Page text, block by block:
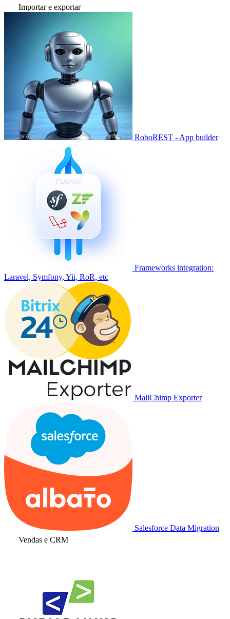
Importar e exportar
RoboREST - App builder
Frameworks integration:
Laravel, Symfony, Yii, RoR, etc
MailChimp Exporter
Salesforce Data Migration
Vendas e CRM